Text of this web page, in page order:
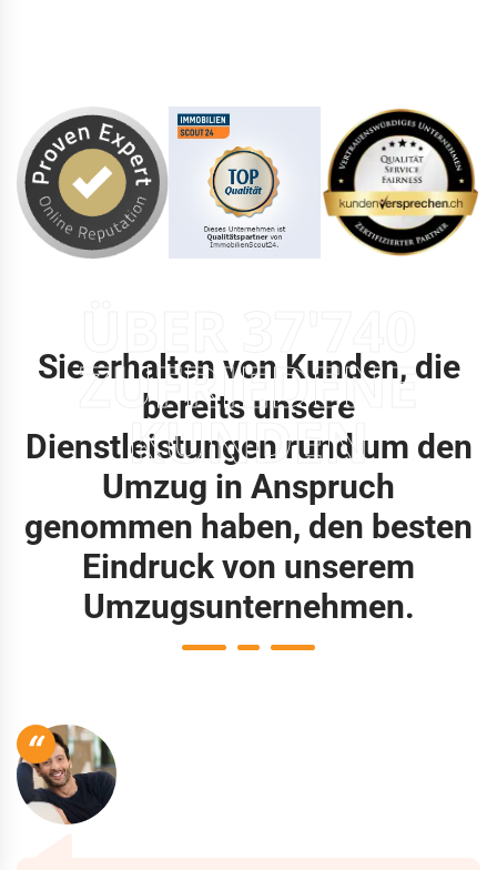
ZUFRIEDENE
KUNDEN
Sie erhalten von Kunden, die
bereits unsere
Dienstleistungen rund um den
Umzug in Anspruch
genommen haben, den besten
Eindruck von unserem
Umzugsunternehmen.
“